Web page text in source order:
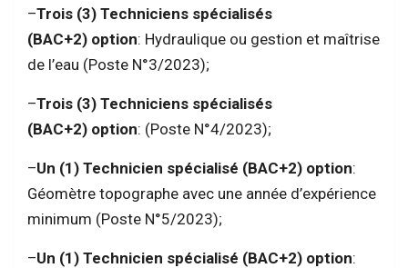
–Trois (3) Techniciens spécialisés
(BAC+2) option: Hydraulique ou gestion et maîtrise
de l’eau (Poste N°3/2023);
–Trois (3) Techniciens spécialisés
(BAC+2) option: (Poste N°4/2023);
–Un (1) Technicien spécialisé (BAC+2) option:
Géomètre topographe avec une année d’expérience
minimum (Poste N°5/2023);
–Un (1) Technicien spécialisé (BAC+2) option: